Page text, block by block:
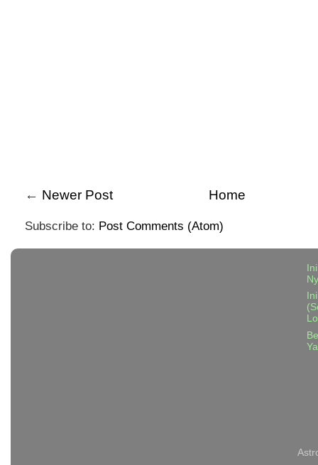
← Newer Post Home
Subscribe to: Post Comments (Atom)